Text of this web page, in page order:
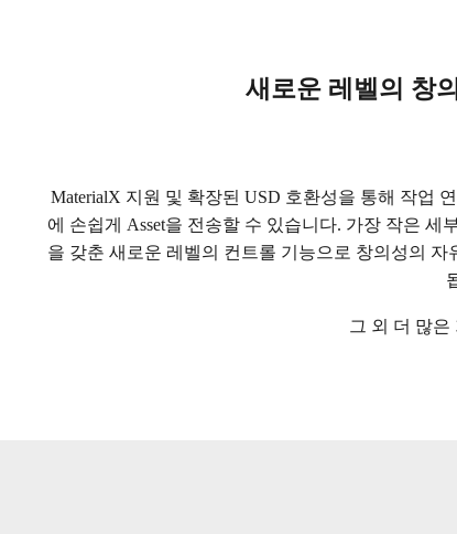
새로운 레벨의 창
MaterialX 지원 및 확장된 USD 호환성을 통해 작업
에 손쉽게 Asset을 전송할 수 있습니다. 가장 작은
을 갖춘 새로운 레벨의 컨트롤 기능으로 창의성의
그 외 더 많은